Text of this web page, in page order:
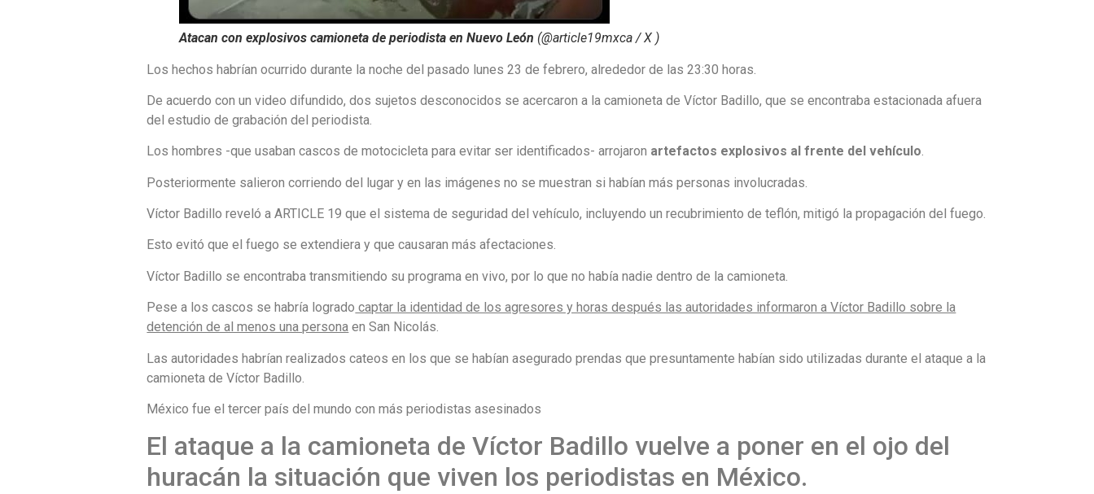
Atacan con explosivos camioneta de periodista en Nuevo León (@article19mxca / X )
Los hechos habrían ocurrido durante la noche del pasado lunes 23 de febrero, alrededor de las 23:30 horas.
De acuerdo con un video difundido, dos sujetos desconocidos se acercaron a la camioneta de Víctor Badillo, que se encontraba estacionada afuera
del estudio de grabación del periodista.
Los hombres -que usaban cascos de motocicleta para evitar ser identificados- arrojaron artefactos explosivos al frente del vehículo.
Posteriormente salieron corriendo del lugar y en las imágenes no se muestran si habían más personas involucradas.
Víctor Badillo reveló a ARTICLE 19 que el sistema de seguridad del vehículo, incluyendo un recubrimiento de teflón, mitigó la propagación del fuego.
Esto evitó que el fuego se extendiera y que causaran más afectaciones.
Víctor Badillo se encontraba transmitiendo su programa en vivo, por lo que no había nadie dentro de la camioneta.
Pese a los cascos se habría logrado captar la identidad de los agresores y horas después las autoridades informaron a Víctor Badillo sobre la
detención de al menos una persona en San Nicolás.
Las autoridades habrían realizados cateos en los que se habían asegurado prendas que presuntamente habían sido utilizadas durante el ataque a la
camioneta de Víctor Badillo.
México fue el tercer país del mundo con más periodistas asesinados
El ataque a la camioneta de Víctor Badillo vuelve a poner en el ojo del
huracán la situación que viven los periodistas en México.